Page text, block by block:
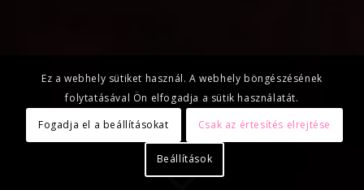
Ez a webhely sütiket használ. A webhely böngészésének
folytatásával Ön elfogadja a sütik használatát.
Fogadja el a beállításokat
Csak az értesítés elrejtése
Beállítások